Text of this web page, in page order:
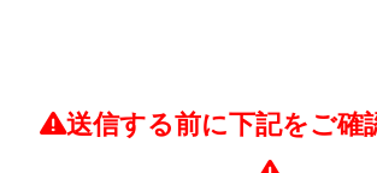
送信する前に下記をご確